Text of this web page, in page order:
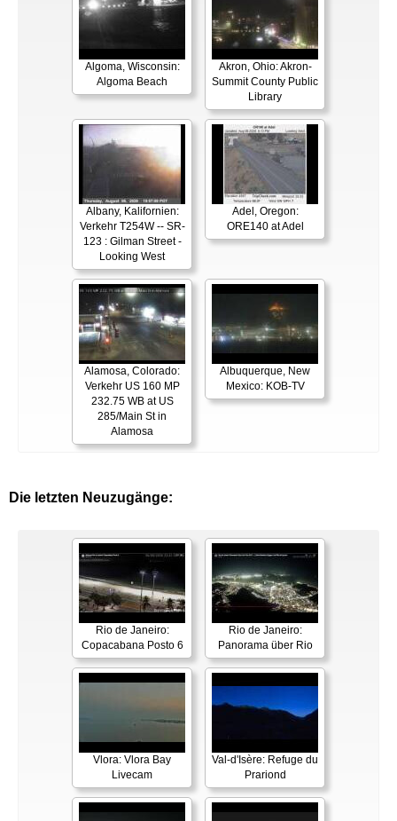
Algoma, Wisconsin:
Algoma Beach
Akron, Ohio: Akron-
Summit County Public
Library
Albany, Kalifornien:
Verkehr T254W -- SR-
123 : Gilman Street -
Looking West
Adel, Oregon:
ORE140 at Adel
Alamosa, Colorado:
Verkehr US 160 MP
232.75 WB at US
285/Main St in
Alamosa
Albuquerque, New
Mexico: KOB-TV
Die letzten Neuzugänge:
Rio de Janeiro:
Copacabana Posto 6
Rio de Janeiro:
Panorama über Rio
Vlora: Vlora Bay
Livecam
Val-d'Isère: Refuge du
Prariond